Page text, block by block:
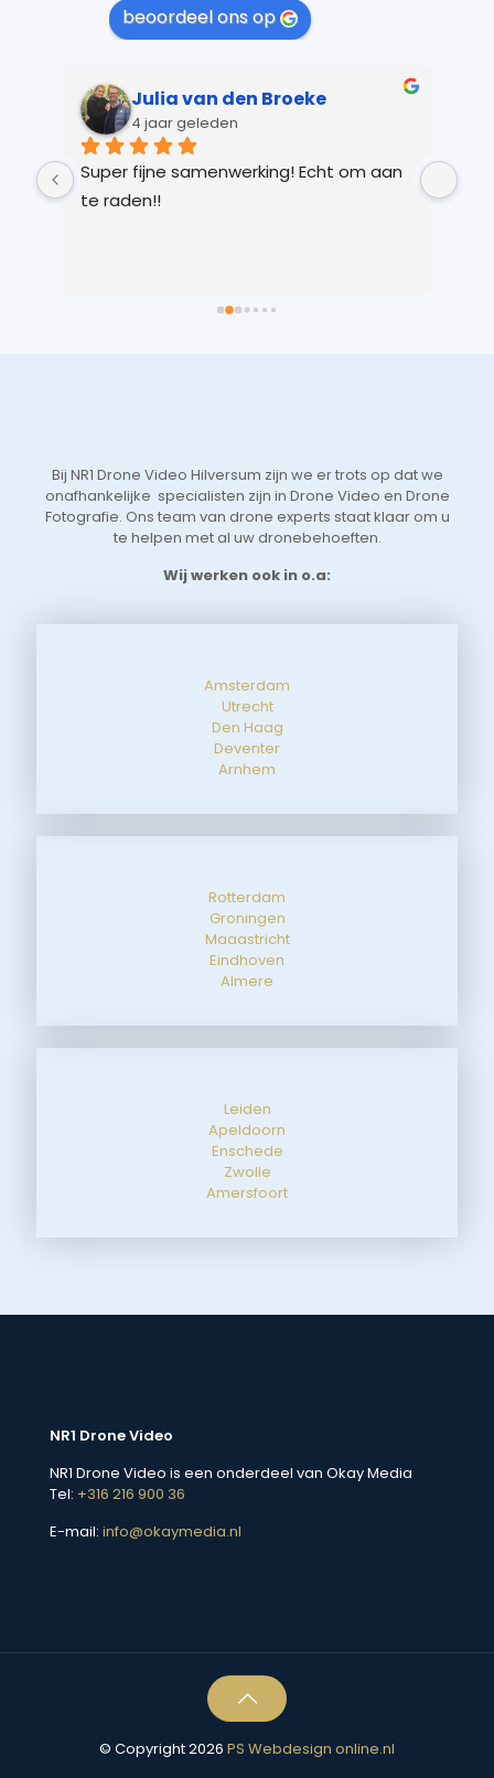
beoordeel ons op
Julia van den Broeke
4 jaar geleden
Super fijne samenwerking! Echt om aan
te raden!!
Bij NR1 Drone Video Hilversum zijn we er trots op dat we
onafhankelijke specialisten zijn in Drone Video en Drone
Fotografie. Ons team van drone experts staat klaar om u
te helpen met al uw dronebehoeften.
Wij werken ook in o.a:
Amsterdam
Utrecht
Den Haag
Deventer
Arnhem
Rotterdam
Groningen
Maaastricht
Eindhoven
Almere
Leiden
Apeldoorn
Enschede
Zwolle
Amersfoort
NR1 Drone Video
NR1 Drone Video is een onderdeel van Okay Media
Tel: +316 216 900 36
E-mail: info@okaymedia.nl
© Copyright 2026 PS Webdesign online.nl